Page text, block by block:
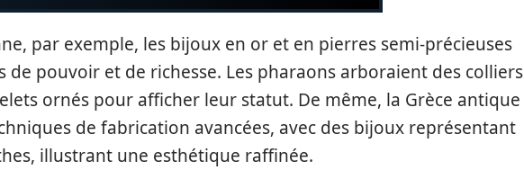
par exemple, les bijoux en or et en pierres semi-précieuses
de pouvoir et de richesse. Les pharaons arboraient des colliers
ornés pour afficher leur statut. De même, la Grèce antique
de fabrication avancées, avec des bijoux représentant
illustrant une esthétique raffinée.